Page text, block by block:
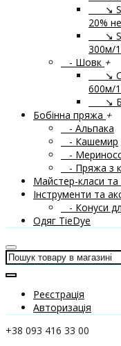
↘
20%
↘
300м/
- Шовк +
↘
600м/
↘
Бобінна пряжа +
- Альпака
- Кашемир
-
- Пряжа з
Майстер-класи
Інструменти та
- Конуси
Одяг TieDye
Реєстрація
Авторизація
+38 093 416 33 00